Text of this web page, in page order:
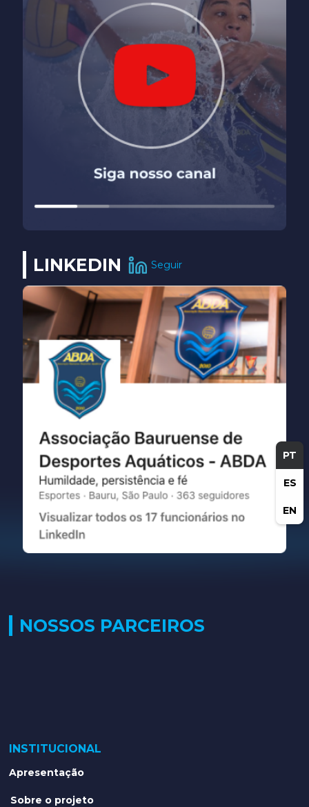
PT
ES
EN
LINKEDIN Seguir
NOSSOS PARCEIROS
INSTITUCIONAL
Apresentação
Sobre o projeto